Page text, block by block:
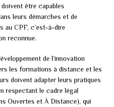
être capables
leurs démarches et de
au CPF, c’est-à-dire
reconnue.
de l’innovation
les formations à distance et les
doivent adapter leurs pratiques
respectant le cadre légal
Ouvertes et À Distance), qui